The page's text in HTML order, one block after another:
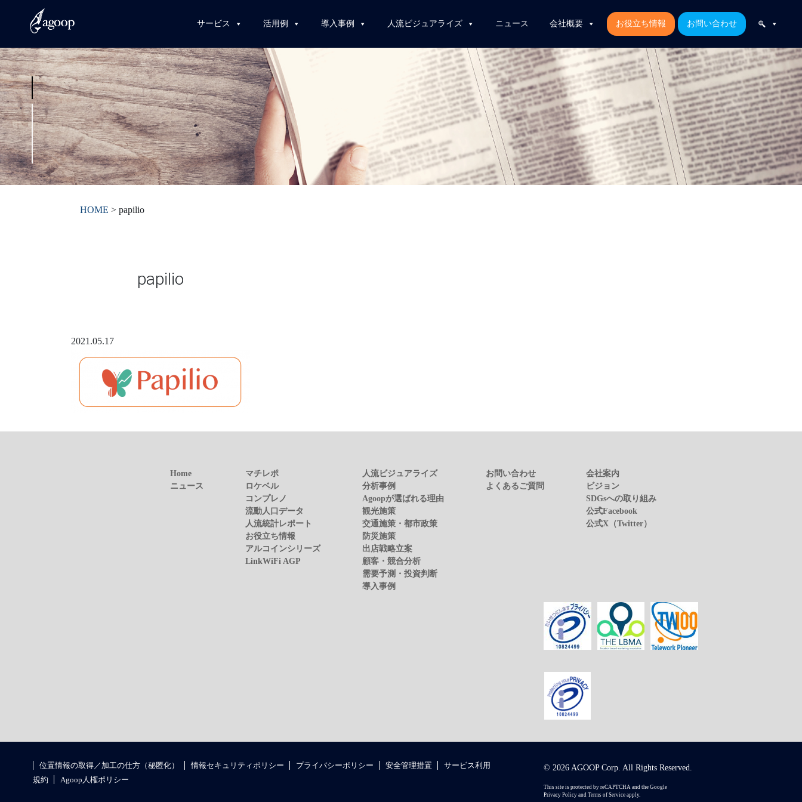
サービス 活用例 導入事例 人流ビジュアライズ ニュース 会社概要 お役立ち情報 お問い合わせ
HOME >papilio
papilio
2021.05.17
Home
ニュース
マチレポ
ロケベル
コンプレノ
流動人口データ
人流統計レポート
お役立ち情報
アルコインシリーズ
LinkWiFi AGP
人流ビジュアライズ
分析事例
Agoopが選ばれる理由
観光施策
交通施策・都市政策
防災施策
出店戦略立案
顧客・競合分析
需要予測・投資判断
導入事例
お問い合わせ
よくあるご質問
会社案内
ビジョン
SDGsへの取り組み
公式Facebook
公式X（Twitter）
位置情報の取得／加工の仕方（秘匿化） 情報セキュリティポリシー プライバシーポリシー 安全管理措置
サービス利用
規約
Agoop人権ポリシー
© 2026 AGOOP Corp. All Rights Reserved.
This site is protected by reCAPTCHA and the Google
Privacy Policy and Terms of Service apply.